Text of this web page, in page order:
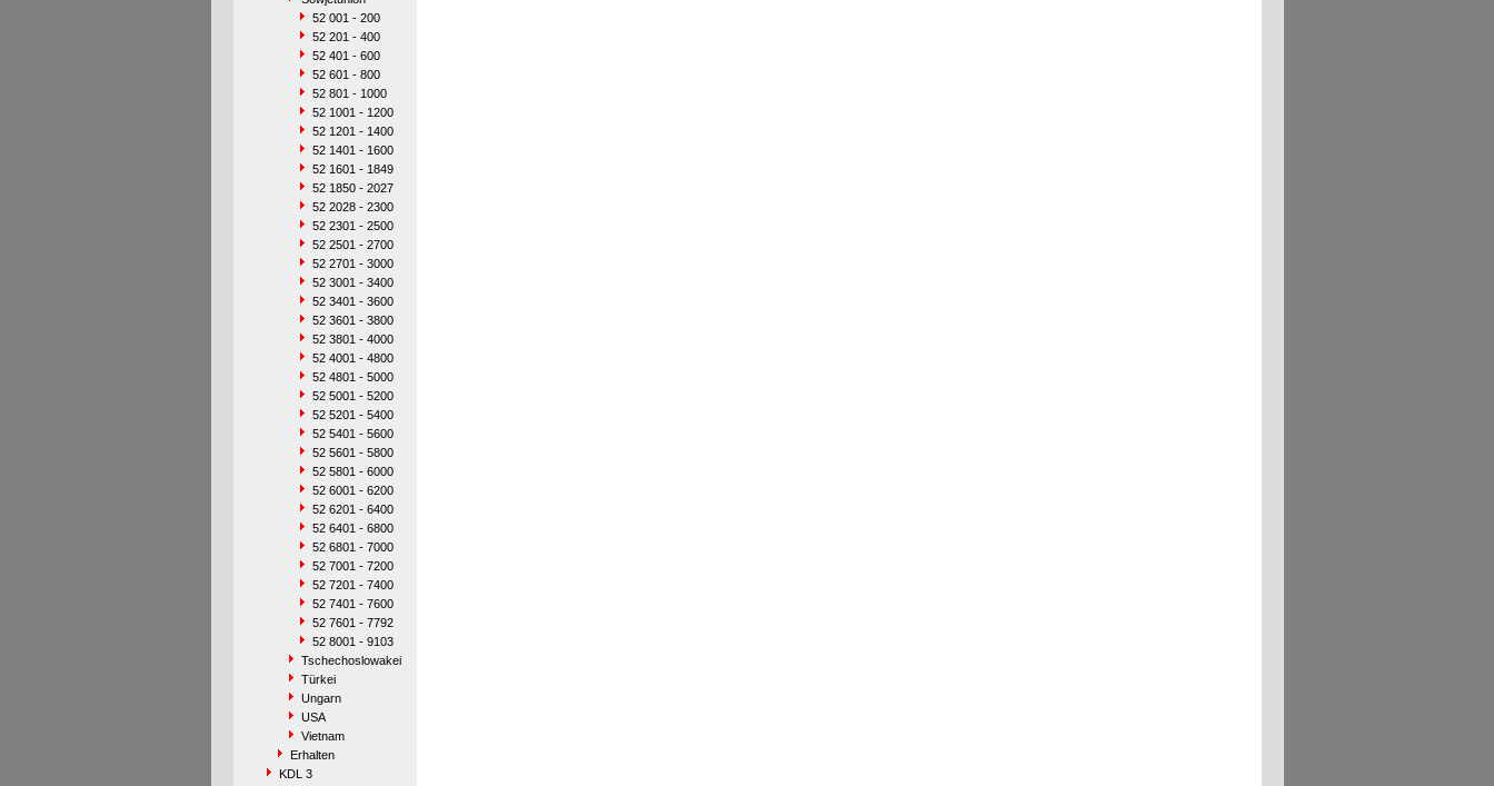
52 001 - 200
52 201 - 400
52 401 - 600
52 601 - 800
52 801 - 1000
52 1001 - 1200
52 1201 - 1400
52 1401 - 1600
52 1601 - 1849
52 1850 - 2027
52 2028 - 2300
52 2301 - 2500
52 2501 - 2700
52 2701 - 3000
52 3001 - 3400
52 3401 - 3600
52 3601 - 3800
52 3801 - 4000
52 4001 - 4800
52 4801 - 5000
52 5001 - 5200
52 5201 - 5400
52 5401 - 5600
52 5601 - 5800
52 5801 - 6000
52 6001 - 6200
52 6201 - 6400
52 6401 - 6800
52 6801 - 7000
52 7001 - 7200
52 7201 - 7400
52 7401 - 7600
52 7601 - 7792
52 8001 - 9103
Tschechoslowakei
Türkei
Ungarn
USA
Vietnam
Erhalten
KDL 3